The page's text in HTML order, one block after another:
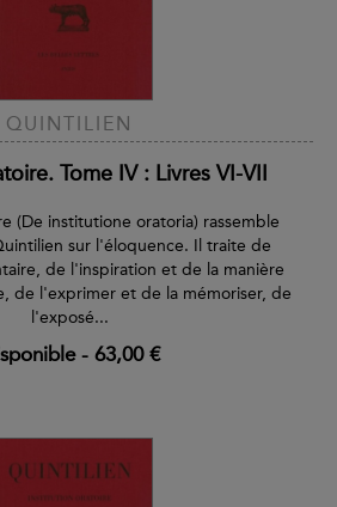
QUINTILIEN
Tome IV : Livres VI-VII
(De institutione oratoria) rassemble
sur l'éloquence. Il traite de
de l'inspiration et de la manière
de l'exprimer et de la mémoriser, de
l'exposé...
- 63,00 €